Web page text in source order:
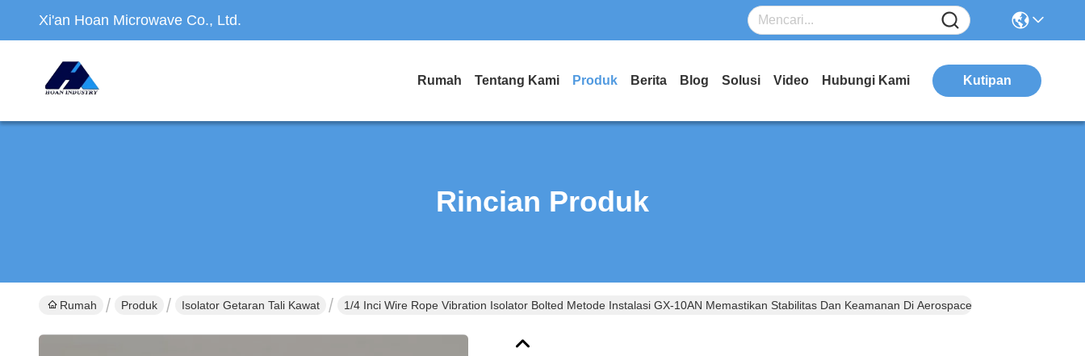
Xi'an Hoan Microwave Co., Ltd.
Rumah Tentang Kami Produk Berita Blog Solusi Video Hubungi Kami Kutipan
Rincian Produk
Rumah Produk Isolator Getaran Tali Kawat 1/4 Inci Wire Rope Vibration Isolator Bolted Metode Instalasi GX-10AN Memastikan Stabilitas Dan Keamanan Di Aerospace Dan Aplikasi Industri